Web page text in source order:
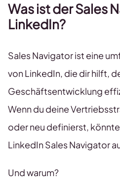
Was ist der Sales
LinkedIn?
Sales Navigator ist eine
von LinkedIn, die dir hilft,
Geschäftsentwicklung
Wenn du deine
oder neu definierst,
LinkedIn Sales Navigator
Und warum?